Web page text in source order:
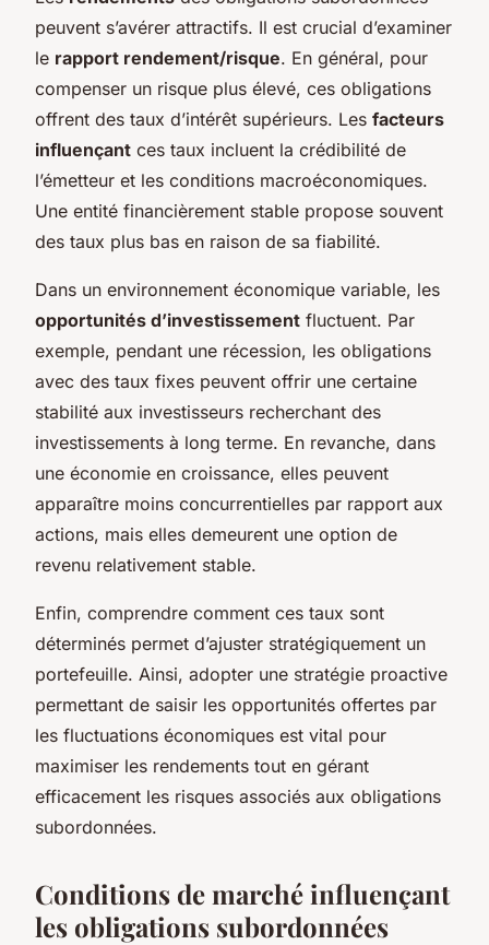
peuvent s’avérer attractifs. Il est crucial d’examiner
le rapport rendement/risque. En général, pour
compenser un risque plus élevé, ces obligations
offrent des taux d’intérêt supérieurs. Les facteurs
influençant ces taux incluent la crédibilité de
l’émetteur et les conditions macroéconomiques.
Une entité financièrement stable propose souvent
des taux plus bas en raison de sa fiabilité.
Dans un environnement économique variable, les
opportunités d’investissement fluctuent. Par
exemple, pendant une récession, les obligations
avec des taux fixes peuvent offrir une certaine
stabilité aux investisseurs recherchant des
investissements à long terme. En revanche, dans
une économie en croissance, elles peuvent
apparaître moins concurrentielles par rapport aux
actions, mais elles demeurent une option de
revenu relativement stable.
Enfin, comprendre comment ces taux sont
déterminés permet d’ajuster stratégiquement un
portefeuille. Ainsi, adopter une stratégie proactive
permettant de saisir les opportunités offertes par
les fluctuations économiques est vital pour
maximiser les rendements tout en gérant
efficacement les risques associés aux obligations
subordonnées.
Conditions de marché influençant
les obligations subordonnées